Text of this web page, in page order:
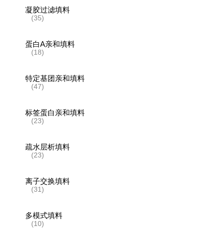
凝胶过滤填料
(35)
蛋白A亲和填料
(18)
特定基团亲和填料
(47)
标签蛋白亲和填料
(23)
疏水层析填料
(23)
离子交换填料
(31)
多模式填料
(10)